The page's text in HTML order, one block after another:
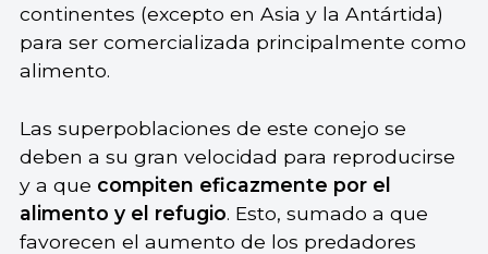
continentes (excepto en Asia y la Antártida)
para ser comercializada principalmente como
alimento.
Las superpoblaciones de este conejo se
deben a su gran velocidad para reproducirse
y a que compiten eficazmente por el
alimento y el refugio. Esto, sumado a que
favorecen el aumento de los predadores